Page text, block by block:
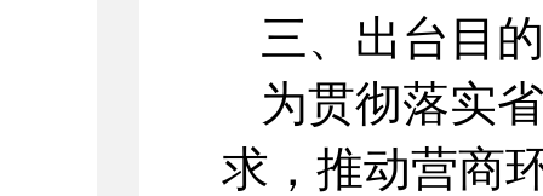
三、出台目的
为贯彻落实
求，推动营商